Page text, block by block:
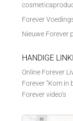
Forever
Nieuwe Forever
HANDIGE
Online Forever
Forever “Kom in
Forever video’s